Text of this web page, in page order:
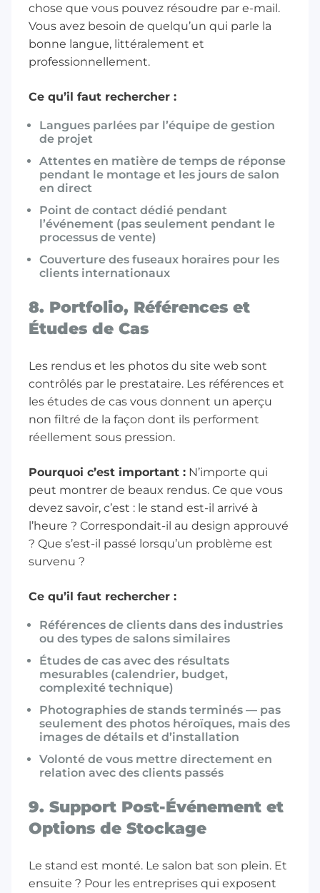
chose que vous pouvez résoudre par e-mail.
Vous avez besoin de quelqu’un qui parle la
bonne langue, littéralement et
professionnellement.
Ce qu’il faut rechercher :
Langues parlées par l’équipe de gestion
de projet
Attentes en matière de temps de réponse
pendant le montage et les jours de salon
en direct
Point de contact dédié pendant
l’événement (pas seulement pendant le
processus de vente)
Couverture des fuseaux horaires pour les
clients internationaux
8. Portfolio, Références et
Études de Cas
Les rendus et les photos du site web sont
contrôlés par le prestataire. Les références et
les études de cas vous donnent un aperçu
non filtré de la façon dont ils performent
réellement sous pression.
Pourquoi c’est important : N’importe qui
peut montrer de beaux rendus. Ce que vous
devez savoir, c’est : le stand est-il arrivé à
l’heure ? Correspondait-il au design approuvé
? Que s’est-il passé lorsqu’un problème est
survenu ?
Ce qu’il faut rechercher :
Références de clients dans des industries
ou des types de salons similaires
Études de cas avec des résultats
mesurables (calendrier, budget,
complexité technique)
Photographies de stands terminés — pas
seulement des photos héroïques, mais des
images de détails et d’installation
Volonté de vous mettre directement en
relation avec des clients passés
9. Support Post-Événement et
Options de Stockage
Le stand est monté. Le salon bat son plein. Et
ensuite ? Pour les entreprises qui exposent